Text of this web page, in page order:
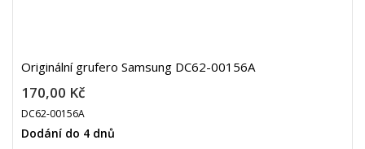
Originální grufero Samsung DC62-00156A
170,00 Kč
DC62-00156A
Dodání do 4 dnů